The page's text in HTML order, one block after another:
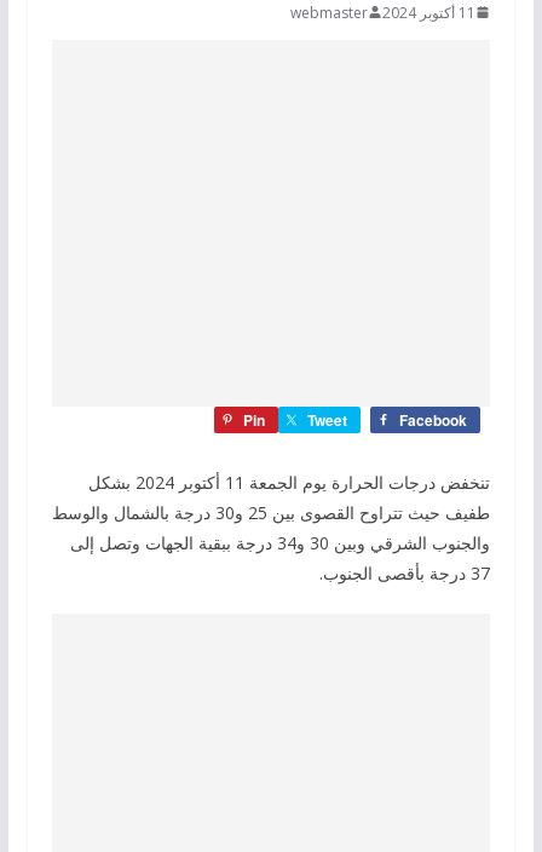
11 أكتوبر 2024 webmaster
Facebook
Tweet
Pin
تنخفض درجات الحرارة يوم الجمعة 11 أكتوبر 2024 بشكل
طفيف حيث تتراوح القصوى بين 25 و30 درجة بالشمال والوسط
والجنوب الشرقي وبين 30 و34 درجة ببقية الجهات وتصل إلى
37 درجة بأقصى الجنوب.